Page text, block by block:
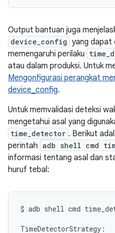
Output bantuan juga
device_config yang dapat
memengaruhi perilaku
atau dalam produksi. Untuk
Mengonfigurasi perangkat
device_config.
Untuk memvalidasi deteksi
mengetahui asal yang
time_detector . Berikut
perintah adb shell cmd
informasi tentang asal dan
huruf tebal:
$ adb shell cmd